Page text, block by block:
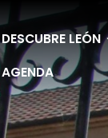
DESCUBRE LEÓN
AGENDA